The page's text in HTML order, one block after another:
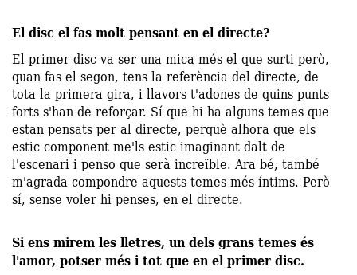
El disc el fas molt pensant en el directe?
El primer disc va ser una mica més el que surti però,
quan fas el segon, tens la referència del directe, de
tota la primera gira, i llavors t'adones de quins punts
forts s'han de reforçar. Sí que hi ha alguns temes que
estan pensats per al directe, perquè alhora que els
estic component me'ls estic imaginant dalt de
l'escenari i penso que serà increïble. Ara bé, també
m'agrada compondre aquests temes més íntims. Però
sí, sense voler hi penses, en el directe.
Si ens mirem les lletres, un dels grans temes és
l'amor, potser més i tot que en el primer disc.